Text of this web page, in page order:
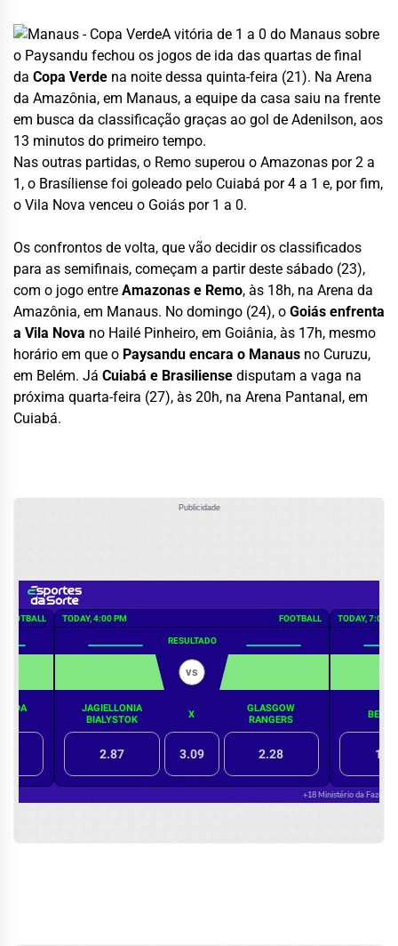
A vitória de 1 a 0 do Manaus sobre
o Paysandu fechou os jogos de ida das quartas de final
da Copa Verde na noite dessa quinta-feira (21). Na Arena
da Amazônia, em Manaus, a equipe da casa saiu na frente
em busca da classificação graças ao gol de Adenilson, aos
13 minutos do primeiro tempo.
Nas outras partidas, o Remo superou o Amazonas por 2 a
1, o Brasíliense foi goleado pelo Cuiabá por 4 a 1 e, por fim,
o Vila Nova venceu o Goiás por 1 a 0.
Os confrontos de volta, que vão decidir os classificados
para as semifinais, começam a partir deste sábado (23),
com o jogo entre Amazonas e Remo, às 18h, na Arena da
Amazônia, em Manaus. No domingo (24), o Goiás enfrenta
a Vila Nova no Hailé Pinheiro, em Goiânia, às 17h, mesmo
horário em que o Paysandu encara o Manaus no Curuzu,
em Belém. Já Cuiabá e Brasiliense disputam a vaga na
próxima quarta-feira (27), às 20h, na Arena Pantanal, em
Cuiabá.
Publicidade